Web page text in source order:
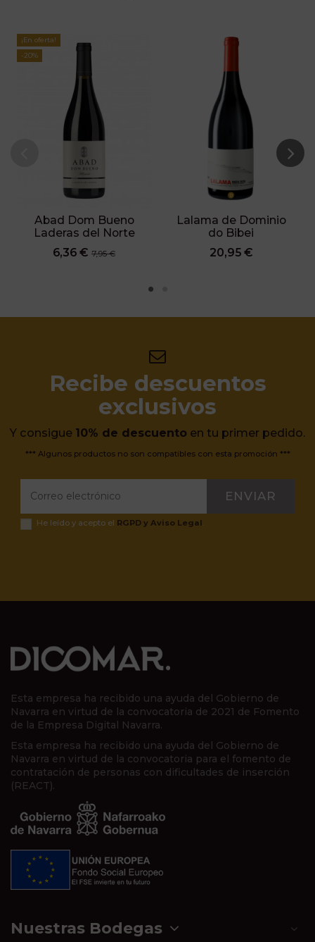
¡En oferta!
-20%
Abad Dom Bueno
Laderas del Norte
6,36 € 7,95 €
Lalama de Dominio
do Bibei
20,95 €
Recibe descuentos
exclusivos
Y consigue 10% de descuento en tu primer pedido.
*** Algunos productos no son compatibles con esta promoción ***
ENVIAR
He leído y acepto el RGPD y Aviso Legal
Esta empresa ha recibido una ayuda del Gobierno de
Navarra en virtud de la convocatoria de 2021 de Fomento
de la Empresa Digital Navarra.
Esta empresa ha recibido una ayuda del Gobierno de
Navarra en virtud de la convocatoria para el fomento de
contratación de personas con dificultades de inserción
(REACT).
Nuestras Bodegas